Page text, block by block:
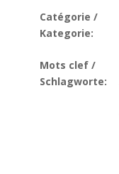
Catégorie /
Kategorie:
Mots clef /
Schlagworte: